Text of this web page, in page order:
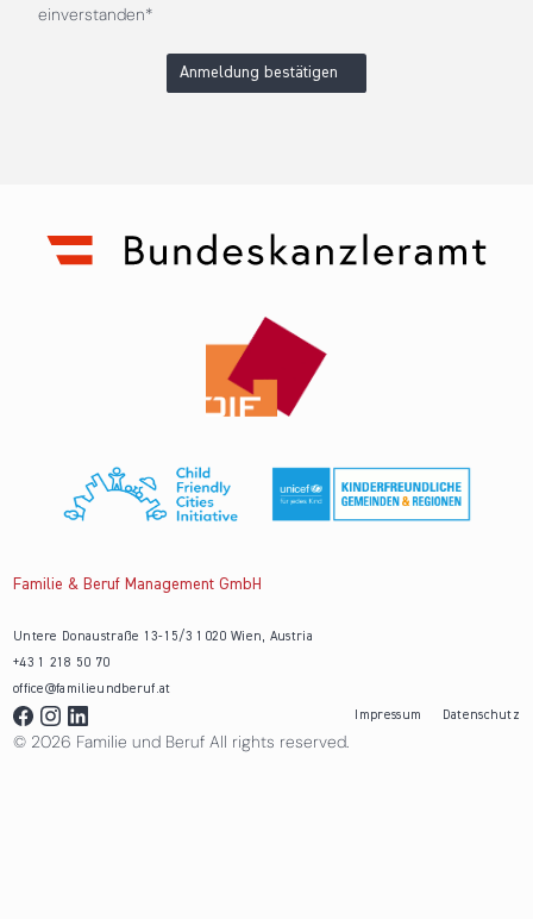
einverstanden*
Anmeldung bestätigen
Familie & Beruf Management GmbH
Untere Donaustraße 13-15/3 1020 Wien, Austria
+43 1 218 50 70
office@familieundberuf.at
Impressum
Datenschutz
© 2026 Familie und Beruf All rights reserved.